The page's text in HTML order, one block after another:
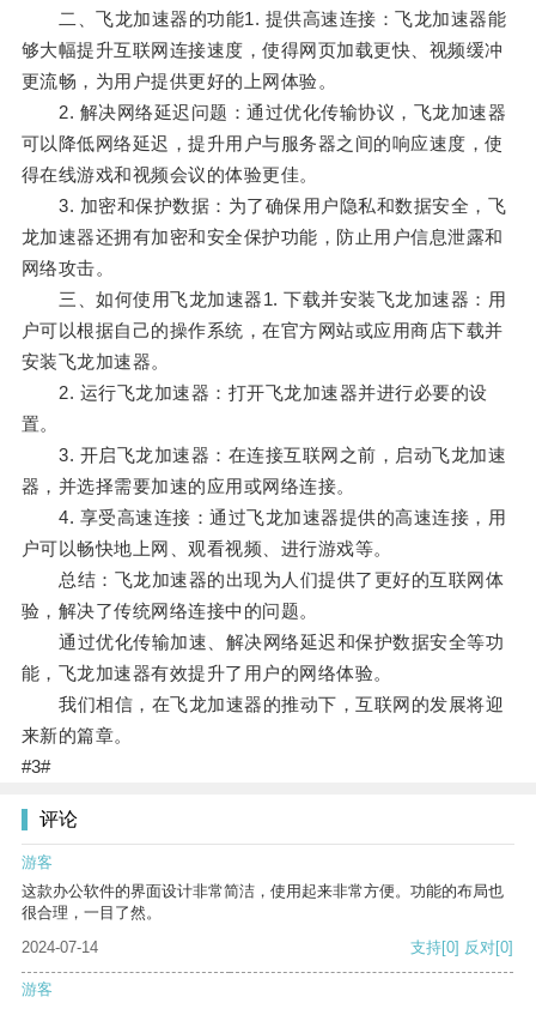
二、飞龙加速器的功能1. 提供高速连接：飞龙加速器能
够大幅提升互联网连接速度，使得网页加载更快、视频缓冲
更流畅，为用户提供更好的上网体验。
2. 解决网络延迟问题：通过优化传输协议，飞龙加速器
可以降低网络延迟，提升用户与服务器之间的响应速度，使
得在线游戏和视频会议的体验更佳。
3. 加密和保护数据：为了确保用户隐私和数据安全，飞
龙加速器还拥有加密和安全保护功能，防止用户信息泄露和
网络攻击。
三、如何使用飞龙加速器1. 下载并安装飞龙加速器：用
户可以根据自己的操作系统，在官方网站或应用商店下载并
安装飞龙加速器。
2. 运行飞龙加速器：打开飞龙加速器并进行必要的设
置。
3. 开启飞龙加速器：在连接互联网之前，启动飞龙加速
器，并选择需要加速的应用或网络连接。
4. 享受高速连接：通过飞龙加速器提供的高速连接，用
户可以畅快地上网、观看视频、进行游戏等。
总结：飞龙加速器的出现为人们提供了更好的互联网体
验，解决了传统网络连接中的问题。
通过优化传输加速、解决网络延迟和保护数据安全等功
能，飞龙加速器有效提升了用户的网络体验。
我们相信，在飞龙加速器的推动下，互联网的发展将迎
来新的篇章。
#3#
评论
游客
这款办公软件的界面设计非常简洁，使用起来非常方便。功能的布局也
很合理，一目了然。
2024-07-14
支持[0] 反对[0]
游客